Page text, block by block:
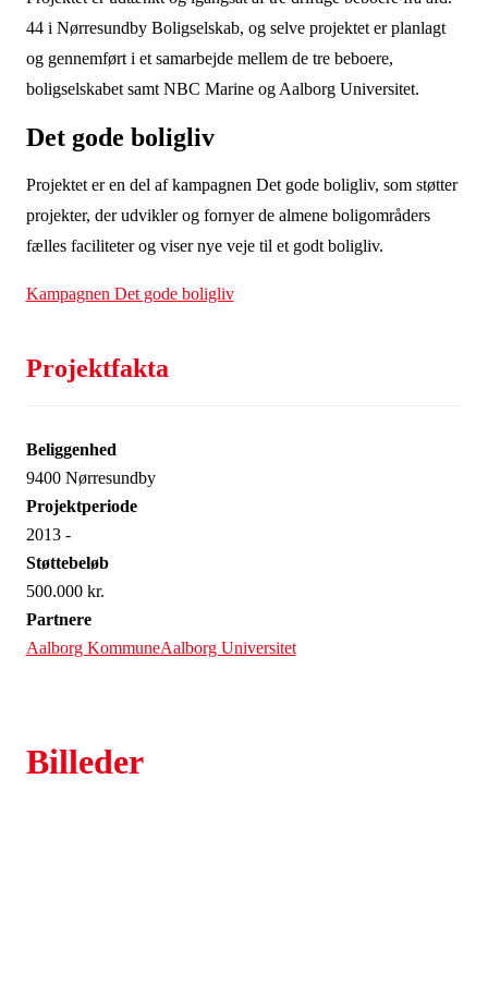
44 i Nørresundby Boligselskab, og selve projektet er planlagt
og gennemført i et samarbejde mellem de tre beboere,
boligselskabet samt NBC Marine og Aalborg Universitet.
Det gode boligliv
Projektet er en del af kampagnen Det gode boligliv, som støtter
projekter, der udvikler og fornyer de almene boligområders
fælles faciliteter og viser nye veje til et godt boligliv.
Kampagnen Det gode boligliv
Projektfakta
Beliggenhed
9400 Nørresundby
Projektperiode
2013 -
Støttebeløb
500.000 kr.
Partnere
Aalborg KommuneAalborg Universitet
Billeder